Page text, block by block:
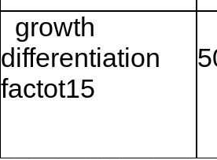
growth
differentiation
factot15